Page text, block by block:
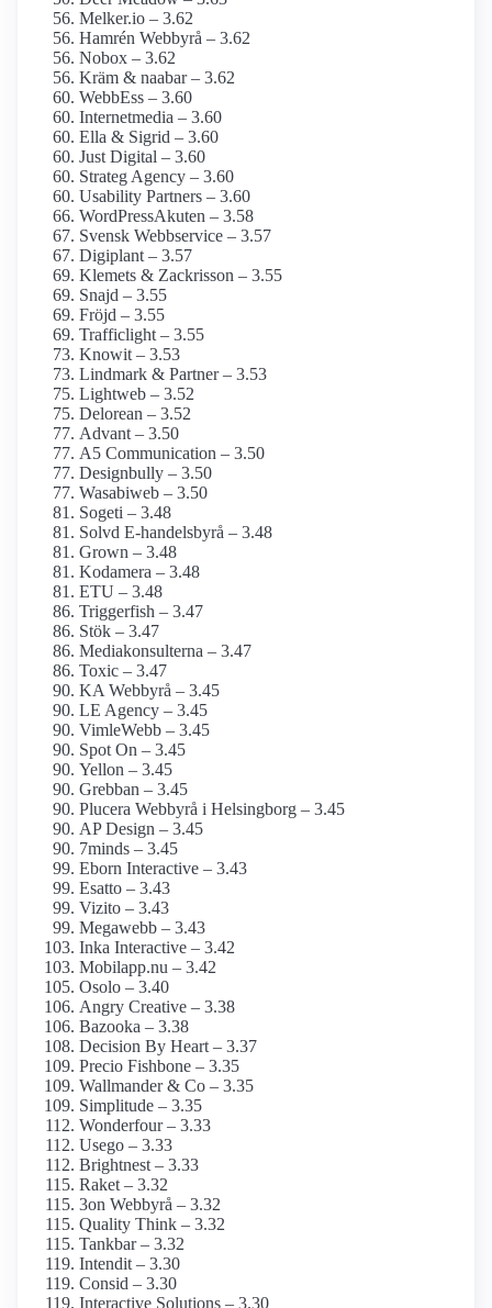
Melker.io – 3.62
Hamrén Webbyrå – 3.62
Nobox – 3.62
Kräm & naabar – 3.62
WebbEss – 3.60
Internetmedia – 3.60
Ella & Sigrid – 3.60
Just Digital – 3.60
Strateg Agency – 3.60
Usability Partners – 3.60
WordPressAkuten – 3.58
Svensk Webbservice – 3.57
Digiplant – 3.57
Klemets & Zackrisson – 3.55
Snajd – 3.55
Fröjd – 3.55
Trafficlight – 3.55
Knowit – 3.53
Lindmark & Partner – 3.53
Lightweb – 3.52
Delorean – 3.52
Advant – 3.50
A5 Communication – 3.50
Designbully – 3.50
Wasabiweb – 3.50
Sogeti – 3.48
Solvd E-handelsbyrå – 3.48
Grown – 3.48
Kodamera – 3.48
ETU – 3.48
Triggerfish – 3.47
Stök – 3.47
Mediakonsulterna – 3.47
Toxic – 3.47
KA Webbyrå – 3.45
LE Agency – 3.45
VimleWebb – 3.45
Spot On – 3.45
Yellon – 3.45
Grebban – 3.45
Plucera Webbyrå i Helsingborg – 3.45
AP Design – 3.45
7minds – 3.45
Eborn Interactive – 3.43
Esatto – 3.43
Vizito – 3.43
Megawebb – 3.43
Inka Interactive – 3.42
Mobilapp.nu – 3.42
Osolo – 3.40
Angry Creative – 3.38
Bazooka – 3.38
Decision By Heart – 3.37
Precio Fishbone – 3.35
Wallmander & Co – 3.35
Simplitude – 3.35
Wonderfour – 3.33
Usego – 3.33
Brightnest – 3.33
Raket – 3.32
3on Webbyrå – 3.32
Quality Think – 3.32
Tankbar – 3.32
Intendit – 3.30
Consid – 3.30
Interactive Solutions – 3.30